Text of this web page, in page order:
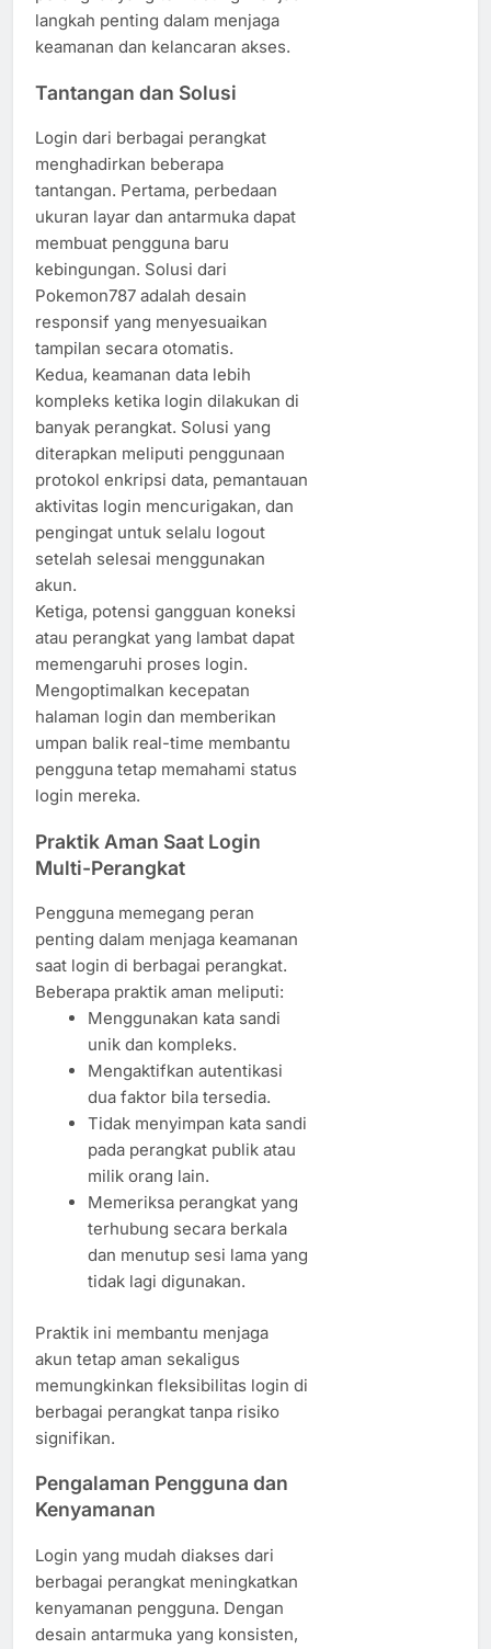
langkah penting dalam menjaga
keamanan dan kelancaran akses.
Tantangan dan Solusi
Login dari berbagai perangkat
menghadirkan beberapa
tantangan. Pertama, perbedaan
ukuran layar dan antarmuka dapat
membuat pengguna baru
kebingungan. Solusi dari
Pokemon787 adalah desain
responsif yang menyesuaikan
tampilan secara otomatis.
Kedua, keamanan data lebih
kompleks ketika login dilakukan di
banyak perangkat. Solusi yang
diterapkan meliputi penggunaan
protokol enkripsi data, pemantauan
aktivitas login mencurigakan, dan
pengingat untuk selalu logout
setelah selesai menggunakan
akun.
Ketiga, potensi gangguan koneksi
atau perangkat yang lambat dapat
memengaruhi proses login.
Mengoptimalkan kecepatan
halaman login dan memberikan
umpan balik real-time membantu
pengguna tetap memahami status
login mereka.
Praktik Aman Saat Login
Multi-Perangkat
Pengguna memegang peran
penting dalam menjaga keamanan
saat login di berbagai perangkat.
Beberapa praktik aman meliputi:
Menggunakan kata sandi
unik dan kompleks.
Mengaktifkan autentikasi
dua faktor bila tersedia.
Tidak menyimpan kata sandi
pada perangkat publik atau
milik orang lain.
Memeriksa perangkat yang
terhubung secara berkala
dan menutup sesi lama yang
tidak lagi digunakan.
Praktik ini membantu menjaga
akun tetap aman sekaligus
memungkinkan fleksibilitas login di
berbagai perangkat tanpa risiko
signifikan.
Pengalaman Pengguna dan
Kenyamanan
Login yang mudah diakses dari
berbagai perangkat meningkatkan
kenyamanan pengguna. Dengan
desain antarmuka yang konsisten,